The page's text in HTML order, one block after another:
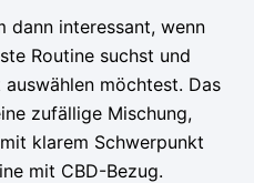
dann interessant, wenn
Routine suchst und
möchtest. Das
zufällige Mischung,
klarem Schwerpunkt
mit CBD-Bezug.